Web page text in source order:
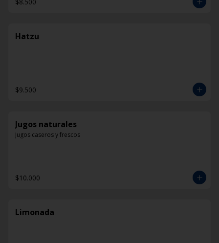
Hatzu
$9.500
Jugos naturales
Jugos caseros y frescos
$10.000
Limonada